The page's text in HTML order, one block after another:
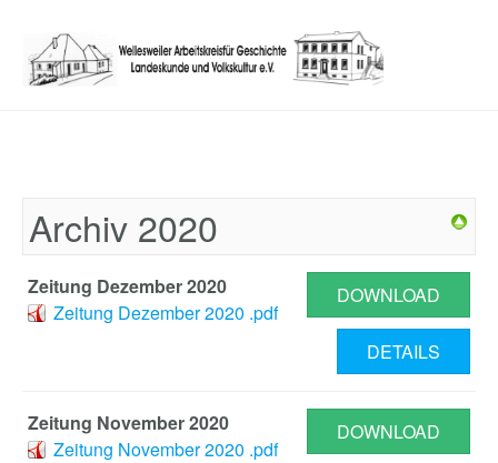
Archiv 2020
Zeitung Dezember 2020
Zeitung Dezember 2020 .pdf
DOWNLOAD
DETAILS
Zeitung November 2020
Zeitung November 2020 .pdf
DOWNLOAD